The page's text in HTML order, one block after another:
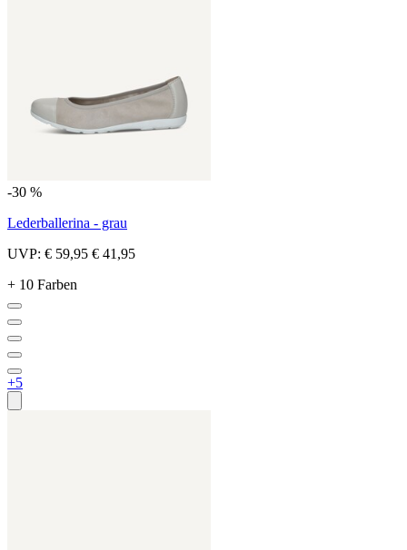
-30 %
Lederballerina - grau
UVP: € 59,95 € 41,95
+ 10 Farben
+5